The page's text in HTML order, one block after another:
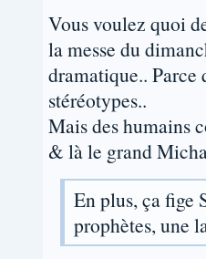
Vous voulez quoi
la messe du
dramatique.. Parce
stéréotypes..
Mais des humains
& là le grand
En plus, ça fige
prophètes, une